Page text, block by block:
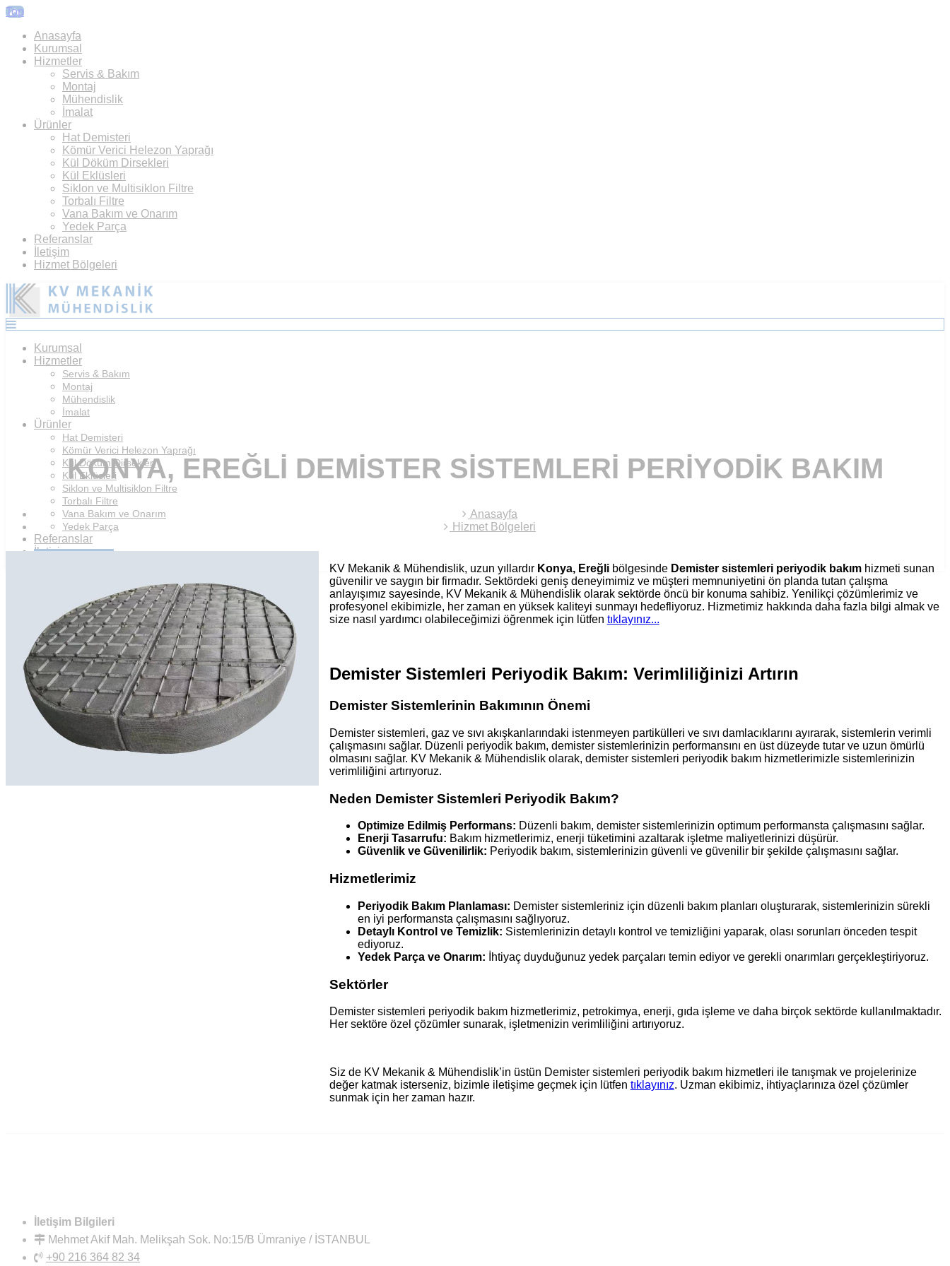
Top
Anasayfa
Kurumsal
Hizmetler
Servis & Bakım
Montaj
Mühendislik
İmalat
Ürünler
Hat Demisteri
Kömür Verici Helezon Yaprağı
Kül Döküm Dirsekleri
Kül Eklüsleri
Siklon ve Multisiklon Filtre
Torbalı Filtre
Vana Bakım ve Onarım
Yedek Parça
Referanslar
İletişim
Hizmet Bölgeleri
Kurumsal
Hizmetler
Servis & Bakım
Montaj
Mühendislik
İmalat
Ürünler
Hat Demisteri
Kömür Verici Helezon Yaprağı
Kül Döküm Dirsekleri
Kül Eklüsleri
Siklon ve Multisiklon Filtre
Torbalı Filtre
Vana Bakım ve Onarım
Yedek Parça
Referanslar
İletişim
KONYA, EREĞLI DEMISTER SISTEMLERI PERIYODIK BAKIM
Anasayfa
Hizmet Bölgeleri
KV Mekanik & Mühendislik, uzun yıllardır Konya, Ereğlibölgesinde Demister sistemleri periyodik bakımhizmeti sunan
güvenilir ve saygın bir firmadır. Sektördeki geniş deneyimimiz ve müşteri memnuniyetini ön planda tutan çalışma
anlayışımız sayesinde, KV Mekanik & Mühendislik olarak sektörde öncü bir konuma sahibiz. Yenilikçi çözümlerimiz ve
profesyonel ekibimizle, her zaman en yüksek kaliteyi sunmayı hedefliyoruz. Hizmetimiz hakkında daha fazla bilgi almak ve
size nasıl yardımcı olabileceğimizi öğrenmek için lütfen tıklayınız...
Demister Sistemleri Periyodik Bakım: Verimliliğinizi Artırın
Demister Sistemlerinin Bakımının Önemi
Demister sistemleri, gaz ve sıvı akışkanlarındaki istenmeyen partikülleri ve sıvı damlacıklarını ayırarak, sistemlerin verimli
çalışmasını sağlar. Düzenli periyodik bakım, demister sistemlerinizin performansını en üst düzeyde tutar ve uzun ömürlü
olmasını sağlar. KV Mekanik & Mühendislik olarak, demister sistemleri periyodik bakım hizmetlerimizle sistemlerinizin
verimliliğini artırıyoruz.
Neden Demister Sistemleri Periyodik Bakım?
Optimize Edilmiş Performans: Düzenli bakım, demister sistemlerinizin optimum performansta çalışmasını sağlar.
Enerji Tasarrufu: Bakım hizmetlerimiz, enerji tüketimini azaltarak işletme maliyetlerinizi düşürür.
Güvenlik ve Güvenilirlik: Periyodik bakım, sistemlerinizin güvenli ve güvenilir bir şekilde çalışmasını sağlar.
Hizmetlerimiz
Periyodik Bakım Planlaması: Demister sistemleriniz için düzenli bakım planları oluşturarak, sistemlerinizin sürekli
en iyi performansta çalışmasını sağlıyoruz.
Detaylı Kontrol ve Temizlik: Sistemlerinizin detaylı kontrol ve temizliğini yaparak, olası sorunları önceden tespit
ediyoruz.
Yedek Parça ve Onarım: İhtiyaç duyduğunuz yedek parçaları temin ediyor ve gerekli onarımları gerçekleştiriyoruz.
Sektörler
Demister sistemleri periyodik bakım hizmetlerimiz, petrokimya, enerji, gıda işleme ve daha birçok sektörde kullanılmaktadır.
Her sektöre özel çözümler sunarak, işletmenizin verimliliğini artırıyoruz.
Siz de KV Mekanik & Mühendislik’in üstün Demister sistemleri periyodik bakım hizmetleri ile tanışmak ve projelerinize
değer katmak isterseniz, bizimle iletişime geçmek için lütfen tıklayınız. Uzman ekibimiz, ihtiyaçlarınıza özel çözümler
sunmak için her zaman hazır.
İletişim Bilgileri
Mehmet Akif Mah. Melikşah Sok. No:15/B Ümraniye / İSTANBUL
+90 216 364 82 34